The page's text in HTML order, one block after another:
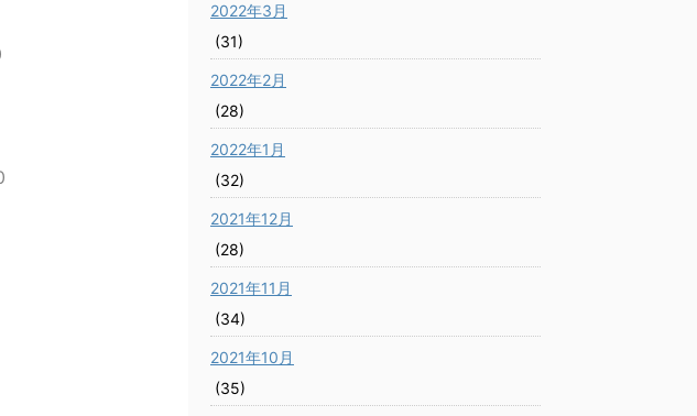
2022年3月
(31)
2022年2月
(28)
2022年1月
(32)
2021年12月
(28)
2021年11月
(34)
2021年10月
(35)